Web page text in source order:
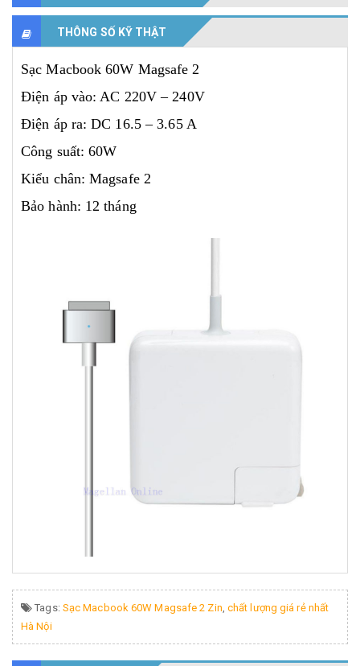
THÔNG SỐ KỸ THẬT
Sạc Macbook 60W Magsafe 2
Điện áp vào: AC 220V – 240V
Điện áp ra: DC 16.5 – 3.65 A
Công suất: 60W
Kiểu chân: Magsafe 2
Bảo hành: 12 tháng
Tags: Sạc Macbook 60W Magsafe 2 Zin chất lượng giá rẻ nhất
Hà Nội